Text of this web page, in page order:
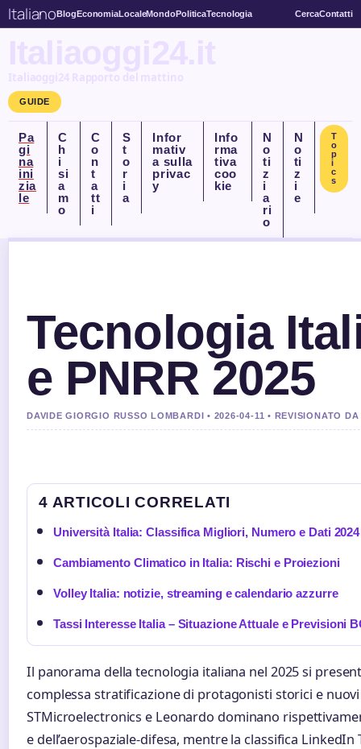
ItalianoBlogEconomiaLocaleMondoPoliticaTecnologia CercaContatti
Italiaoggi24.it
Italiaoggi24 Rapporto del mattino
GUIDE
Pa
gi
na
ini
zia
le
C
h
i
si
a
m
o
C
o
n
t
a
tt
i
S
t
o
r
i
a
Infor
mativ
a sulla
privac
y
Info
rma
tiva
coo
kie
N
o
ti
z
i
a
ri
o
N
o
ti
z
i
e
T
o
p
i
c
s
Tecnologia
e PNRR 2025
DAVIDE GIORGIO RUSSO LOMBARDI • 2026-04-11 • REVISIONATO
4 ARTICOLI CORRELATI
Università Italia: Classifica Migliori, Numero e Dati 2024
Cambiamento Climatico in Italia: Rischi e Proiezioni
Volley Italia: notizie, streaming e calendario azzurre
Tassi Interesse Italia – Situazione Attuale e Previsioni
Il panorama della tecnologia italiana nel 2025 si
complessa stratificazione di protagonisti storici e
STMicroelectronics e Leonardo dominano
e dell’aerospaziale-difesa, mentre la classifica LinkedIn